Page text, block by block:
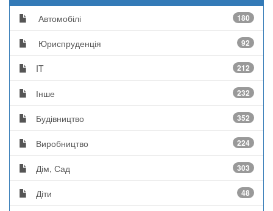
Автомобілі 180
Юриспруденція 92
IT 212
Інше 232
Будівництво 352
Виробництво 224
Дім, Сад 303
Діти 48